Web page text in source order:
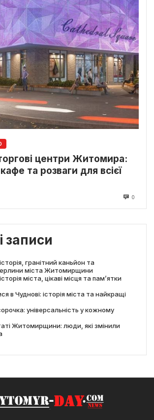
центри Житомира:
та розваги для всієї
0
записи
гранітний каньйон та
міста Житомирщини
міста, цікаві місця та пам’ятки
в Чуднові: історія міста та найкращі
універсальність у кожному
Житомирщини: люди, які змінили